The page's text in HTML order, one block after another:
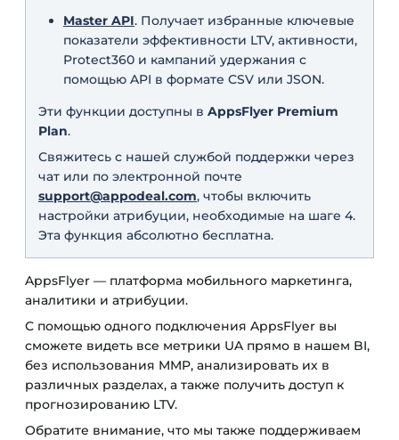
Master API. Получает избранные ключевые
показатели эффективности LTV, активности,
Protect360 и кампаний удержания с
помощью API в формате CSV или JSON.
Эти функции доступны в AppsFlyer Premium
Plan.
Свяжитесь с нашей службой поддержки через
чат или по электронной почте
support@appodeal.com, чтобы включить
настройки атрибуции, необходимые на шаге 4.
Эта функция абсолютно бесплатна.
AppsFlyer — платформа мобильного маркетинга,
аналитики и атрибуции.
С помощью одного подключения AppsFlyer вы
сможете видеть все метрики UA прямо в нашем BI,
без использования MMP, анализировать их в
различных разделах, а также получить доступ к
прогнозированию LTV.
Обратите внимание, что мы также поддерживаем